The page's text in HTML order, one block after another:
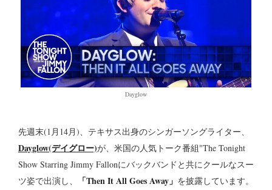
Dayglow
先週末(1月14月)、テキサス出身のシンガーソングライター、
Dayglow(デイグロー)が、米国の人気トーク番組"The Tonight
Show Starring Jimmy Fallonにバックバンドと共にクールなスー
ツ姿で出演し、
「Then It All Goes Away」 を披露しています。